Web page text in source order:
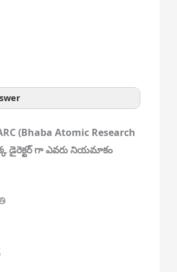
(Bhaba Atomic Research
డైరెక్టర్ గా ఎవరు నియమాకం